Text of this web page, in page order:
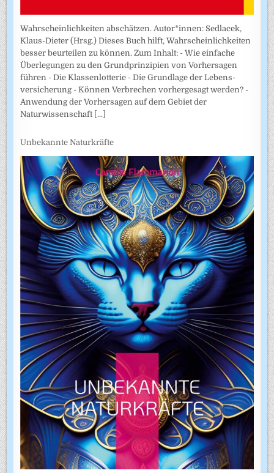
Wahrscheinlichkeiten abschätzen. Autor*innen: Sedlacek,
Klaus-Dieter (Hrsg.) Dieses Buch hilft, Wahrscheinlichkeiten
besser beurteilen zu können. Zum Inhalt: - Wie einfache
Überlegungen zu den Grundprinzipien von Vorhersagen
führen - Die Klassenlotterie - Die Grundlage der Lebens­
versicherung - Können Verbrechen vorhergesagt werden? -
Anwendung der Vorhersagen auf dem Gebiet der
Naturwissenschaft [...]
Unbekannte Naturkräfte